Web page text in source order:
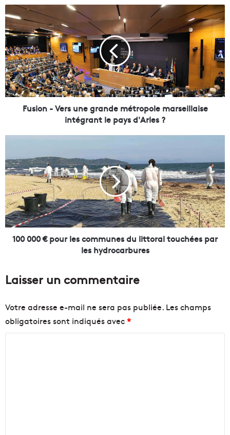
F
u
s
i
o
n
-
V
e
n
g
r
a
n
d
e
m
p
e
m
a
Fusion - Vers une grande métropole marseillaise
intégrant le pays d'Arles ?
0
0
0
0
€
p
o
s
o
m
m
u
100 000 € pour les communes du littoral touchées par
les hydrocarbures
Laisser un commentaire
Votre adresse e-mail ne sera pas publiée. Les champs
obligatoires sont indiqués avec*